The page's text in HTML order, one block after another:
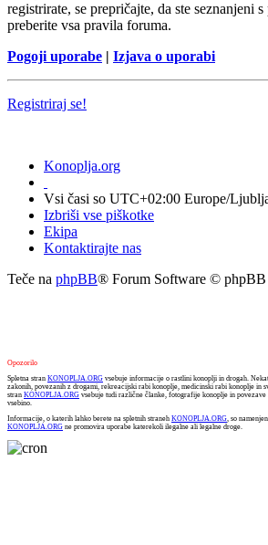
registrirate, se prepričajte, da ste seznanjeni
preberite vsa pravila foruma.
Pogoji uporabe | Izjava o uporabi
Registriraj se!
Konoplja.org
Vsi časi so UTC+02:00 Europe/
Izbriši vse piškotke
Ekipa
Kontaktirajte nas
Teče na phpBB® Forum Software ©
Opozorilo
Spletna stran KONOPLJA.ORG vsebuje informacije o rastlini konoplji in drogah.
zakonih, povezanih z drogami, rekreacijski rabi konoplje, medicinski rabi konoplje in
stran KONOPLJA.ORG vsebuje tudi različne članke, fotografije konoplje in povezave
vsebino.
Informacije, o katerih lahko berete na spletnih straneh KONOPLJA.ORG , so
KONOPLJA.ORG ne promovira uporabe katerekoli ilegalne ali legalne droge.